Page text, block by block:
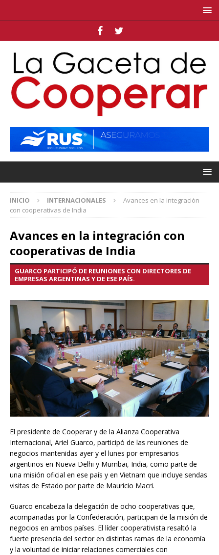
INICIO INTERNACIONALES
Avances en la integración
con cooperativas de India
Avances en la integración con
cooperativas de India
GUARCO PARTICIPÓ DE REUNIONES CON DIRECTORES DE
EMPRESAS ARGENTINAS Y DE ESE PAÍS.
El presidente de Cooperar y de la Alianza Cooperativa
Internacional, Ariel Guarco, participó de las reuniones de
negocios mantenidas ayer y el lunes por empresarios
argentinos en Nueva Delhi y Mumbai, India, como parte de
una misión oficial en ese país y en Vietnam que incluye sendas
visitas de Estado por parte de Mauricio Macri.
Guarco encabeza la delegación de ocho cooperativas que,
acompañadas por la Confederación, participan de la misión de
negocios en ambos países. El líder cooperativista resaltó la
fuerte presencia del sector en distintas ramas de la economía
y la voluntad de iniciar relaciones comerciales con